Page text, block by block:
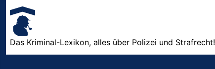
Das Kriminal-Lexikon, alles über Polizei und Strafrecht!